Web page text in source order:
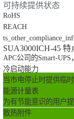
可持续提供状态
RoHS
REACH
SUA3000ICH-45 特
APC公司的Smart-
冷启动能力
当市电停止时提供临
能源计量表
为有节能意识的用户
散热附件